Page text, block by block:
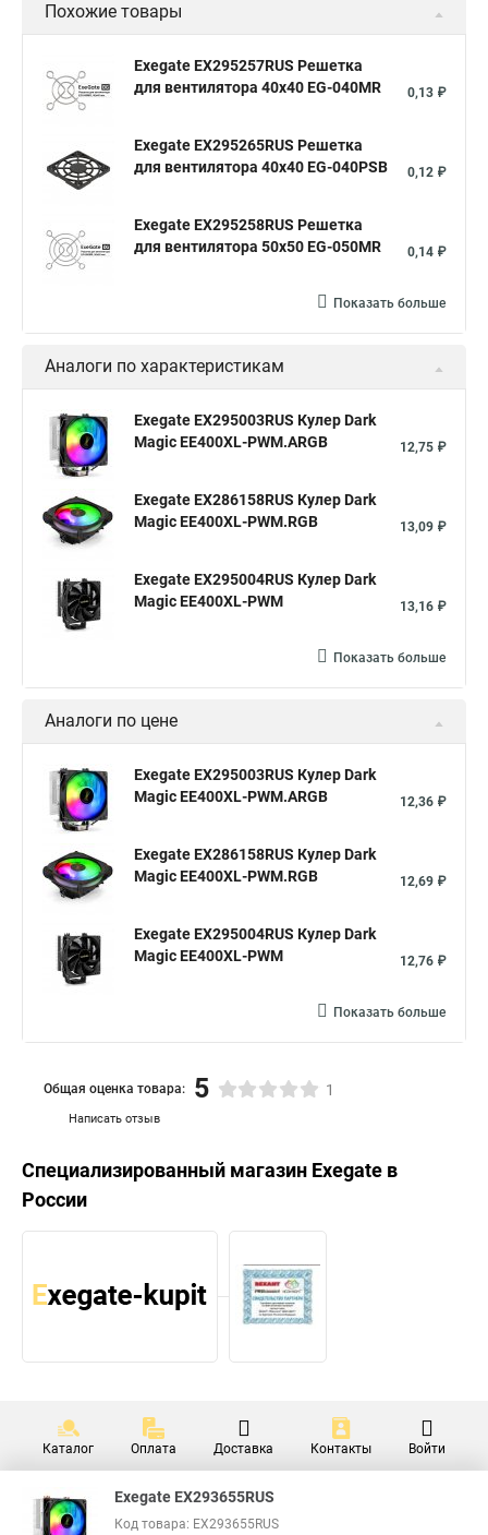
Похожие товары
Exegate EX295257RUS Решетка
для вентилятора 40x40 EG-040MR
0,13 ₽
Exegate EX295265RUS Решетка
для вентилятора 40x40 EG-040PSB
0,12 ₽
Exegate EX295258RUS Решетка
для вентилятора 50х50 EG-050MR
0,14 ₽
Показать больше
Аналоги по характеристикам
Exegate EX295003RUS Кулер Dark
Magic EE400XL-PWM.ARGB
12,75 ₽
Exegate EX286158RUS Кулер Dark
Magic EE400XL-PWM.RGB
13,09 ₽
Exegate EX295004RUS Кулер Dark
Magic EE400XL-PWM
13,16 ₽
Показать больше
Аналоги по цене
Exegate EX295003RUS Кулер Dark
Magic EE400XL-PWM.ARGB
12,36 ₽
Exegate EX286158RUS Кулер Dark
Magic EE400XL-PWM.RGB
12,69 ₽
Exegate EX295004RUS Кулер Dark
Magic EE400XL-PWM
12,76 ₽
Показать больше
Написать отзыв
Общая оценка товара: 5 1
Специализированный магазин Exegate в
России
Каталог Оплата Доставка Контакты Войти
Exegate EX293655RUS
Код товара: EX293655RUS